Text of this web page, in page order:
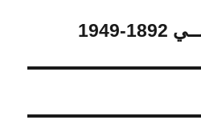
1949